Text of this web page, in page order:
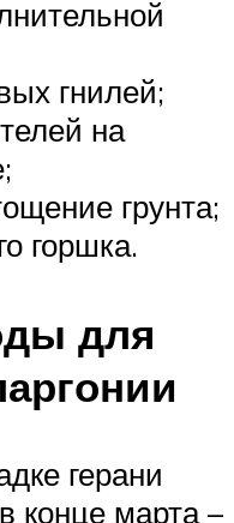
гнилей;
на
грунта;
горшка.
для
герани
конце марта –